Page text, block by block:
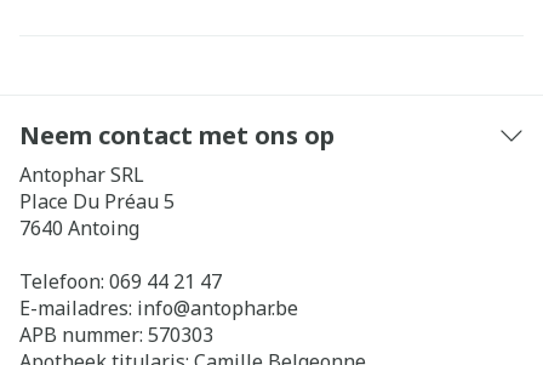
Neem contact met ons op
Antophar SRL
Place Du Préau 5
7640 Antoing
Telefoon: 069 44 21 47
E-mailadres: info@antophar.be
APB nummer: 570303